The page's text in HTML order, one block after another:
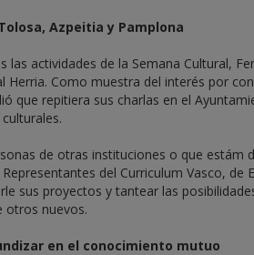
Azpeitia y Pamplona
las actividades de la Semana Cultural,
Herria. Como muestra del interés por
que repitiera sus charlas en el
de otras instituciones o que
del Curriculum Vasco, de
sus proyectos y tantear las
otros nuevos.
en el conocimiento mutuo